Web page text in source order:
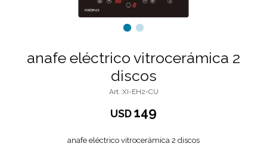
anafe eléctrico vitrocerámica 2
discos
XI-EH2-CU
USD149
anafe eléctrico vitrocerámica 2 discos